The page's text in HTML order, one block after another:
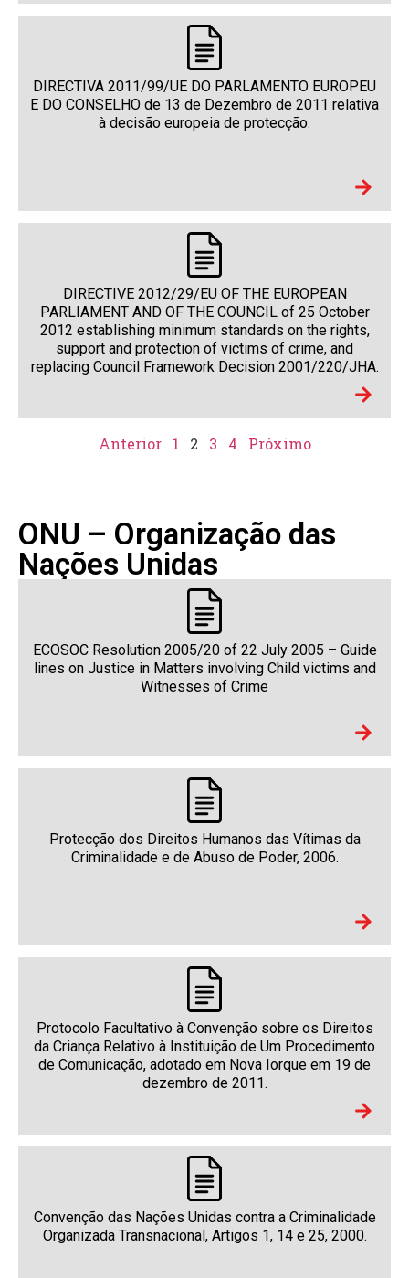
DIRECTIVA 2011/99/UE DO PARLAMENTO EUROPEU
E DO CONSELHO de 13 de Dezembro de 2011 relativa
à decisão europeia de protecção.
DIRECTIVE 2012/29/EU OF THE EUROPEAN
PARLIAMENT AND OF THE COUNCIL of 25 October
2012 establishing minimum standards on the rights,
support and protection of victims of crime, and
replacing Council Framework Decision 2001/220/JHA.
Anterior 1 2 3 4 Próximo
ONU – Organização das
Nações Unidas
ECOSOC Resolution 2005/20 of 22 July 2005 – Guide
lines on Justice in Matters involving Child victims and
Witnesses of Crime
Protecção dos Direitos Humanos das Vítimas da
Criminalidade e de Abuso de Poder, 2006.
Protocolo Facultativo à Convenção sobre os Direitos
da Criança Relativo à Instituição de Um Procedimento
de Comunicação, adotado em Nova Iorque em 19 de
dezembro de 2011.
Convenção das Nações Unidas contra a Criminalidade
Organizada Transnacional, Artigos 1, 14 e 25, 2000.